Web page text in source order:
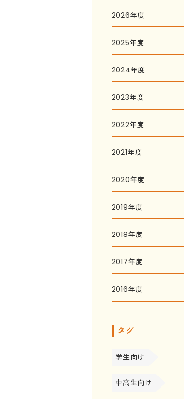
2026年度
2025年度
2024年度
2023年度
2022年度
2021年度
2020年度
2019年度
2018年度
2017年度
2016年度
タグ
学生向け
中高生向け